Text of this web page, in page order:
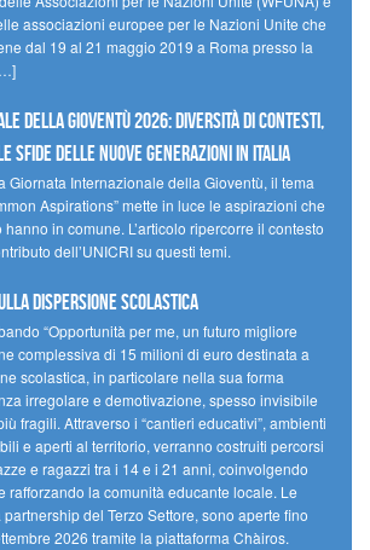
associazioni europee per le Nazioni Unite che
dal 19 al 21 maggio 2019 a Roma presso la
DELLA GIOVENTÙ 2026: DIVERSITÀ DI CONTESTI,
SFIDE DELLE NUOVE GENERAZIONI IN ITALIA
Giornata Internazionale della Gioventù, il tema
Aspirations” mette in luce le aspirazioni che
in comune. L’articolo ripercorre il contesto
dell’UNICRI su questi temi.
dispersione scolastica
“Opportunità per me, un futuro migliore
complessiva di 15 milioni di euro destinata a
scolastica, in particolare nella sua forma
irregolare e demotivazione, spesso invisibile
fragili. Attraverso i “cantieri educativi”, ambienti
e aperti al territorio, verranno costruiti percorsi
e ragazzi tra i 14 e i 21 anni, coinvolgendo
rafforzando la comunità educante locale. Le
del Terzo Settore, sono aperte fino
2026 tramite la piattaforma Chàiros.